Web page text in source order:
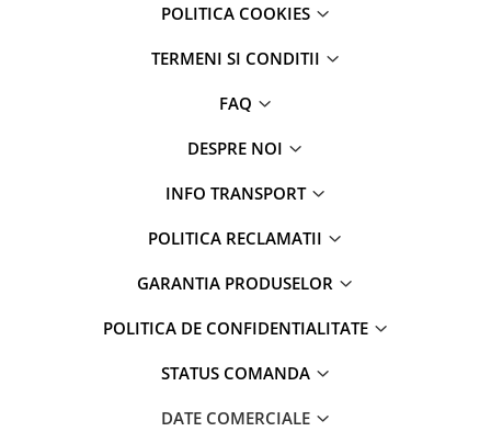
POLITICA COOKIES
TERMENI SI CONDITII
FAQ
DESPRE NOI
INFO TRANSPORT
POLITICA RECLAMATII
GARANTIA PRODUSELOR
POLITICA DE CONFIDENTIALITATE
STATUS COMANDA
DATE COMERCIALE